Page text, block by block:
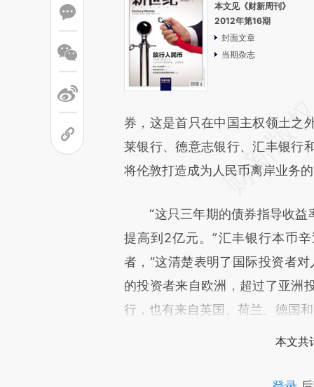
本文见《财新周刊》
2012年第16期
封面文章
当期杂志
券，这是首只在中国主权领土之
莱银行、德意志银行、汇丰银行
将伦敦打造成为人民币离岸业务
“这只三年期的债券指导收益
提高到2亿元。”汇丰银行本币
者，“这清楚表明了国际投资者
的投资者来自欧洲，超过了亚洲
行，也有来自英国、荷兰、德国
本文共